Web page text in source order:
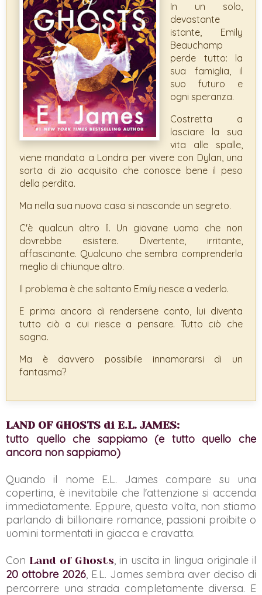
In un solo,
devastante
istante, Emily
Beauchamp
perde tutto: la
sua famiglia, il
suo futuro e
ogni speranza.
Costretta a
lasciare la sua
vita alle spalle,
viene mandata a Londra per vivere con Dylan, una
sorta di zio acquisito che conosce bene il peso
della perdita.
Ma nella sua nuova casa si nasconde un segreto.
C'è qualcun altro lì. Un giovane uomo che non
dovrebbe esistere. Divertente, irritante,
affascinante. Qualcuno che sembra comprenderla
meglio di chiunque altro.
Il problema è che soltanto Emily riesce a vederlo.
E prima ancora di rendersene conto, lui diventa
tutto ciò a cui riesce a pensare. Tutto ciò che
sogna.
Ma è davvero possibile innamorarsi di un
fantasma?
LAND OF GHOSTS di E.L. JAMES:
tutto quello che sappiamo (e tutto quello che
ancora non sappiamo)
Quando il nome E.L. James compare su una
copertina, è inevitabile che l'attenzione si accenda
immediatamente. Eppure, questa volta, non stiamo
parlando di billionaire romance, passioni proibite o
uomini tormentati in giacca e cravatta.
Con Land of Ghosts, in uscita in lingua originale il
20 ottobre 2026, E.L. James sembra aver deciso di
percorrere una strada completamente diversa. E